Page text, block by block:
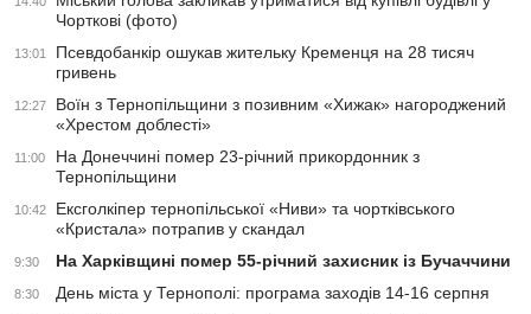
Чорткові (фото)
13:01
Псевдобанкір ошукав жительку Кременця на 28 тисяч
гривень
12:27
Воїн з Тернопільщини з позивним «Хижак» нагороджений
«Хрестом доблесті»
11:00
На Донеччині помер 23-річний прикордонник з
Тернопільщини
10:42
Ексголкіпер тернопільської «Ниви» та чортківського
«Кристала» потрапив у скандал
9:30 На Харківщині помер 55-річний захисник із Бучаччини
8:30 День міста у Тернополі: програма заходів 14-16 серпня